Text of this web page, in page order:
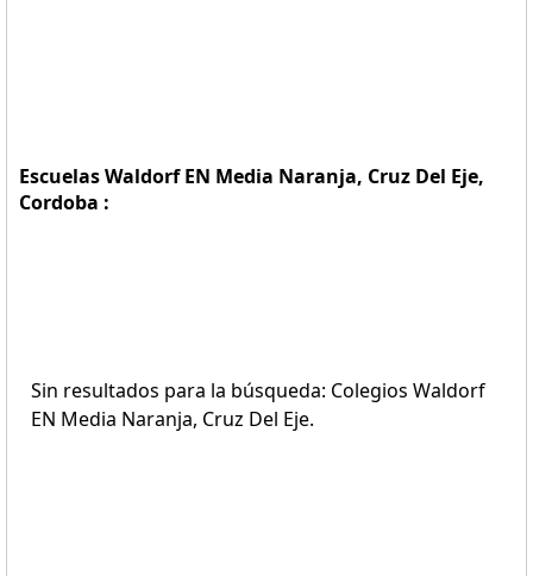
Escuelas Waldorf EN Media Naranja, Cruz Del Eje,
Cordoba :
Sin resultados para la búsqueda: Colegios Waldorf
EN Media Naranja, Cruz Del Eje.